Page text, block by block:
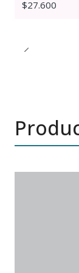
$27.600